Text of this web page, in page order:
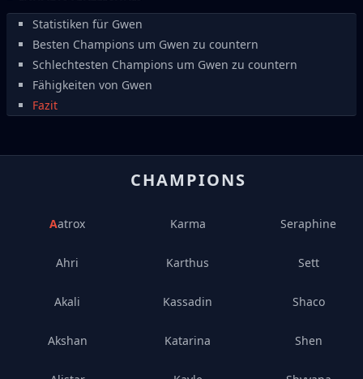
Statistiken für Gwen
Besten Champions um Gwen zu countern
Schlechtesten Champions um Gwen zu countern
Fähigkeiten von Gwen
Fazit
CHAMPIONS
Aatrox
Ahri
Akali
Akshan
Karma
Karthus
Kassadin
Katarina
Seraphine
Sett
Shaco
Shen